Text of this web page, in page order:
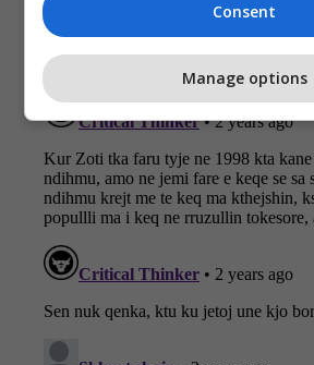
Consent
Manage options